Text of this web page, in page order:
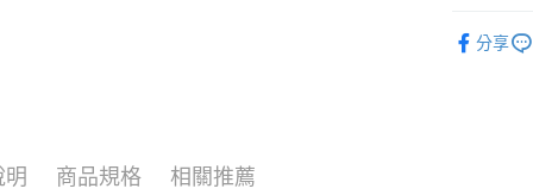
分享
明 商品規格 相關推薦